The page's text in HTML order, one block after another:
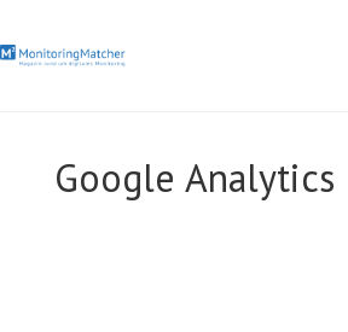
Google Analytics